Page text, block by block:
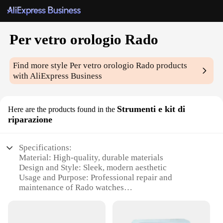
Per vetro orologio Rado
Find more stylePer vetro orologio Rado products
with AliExpress Business
Here are the products found in the Strumenti e kit di
riparazione
Specifications:
Material: High-quality, durable materials
Design and Style: Sleek, modern aesthetic
Usage and Purpose: Professional repair and
maintenance of Rado watches
Parts and Accessories: Comprehensive set of tools